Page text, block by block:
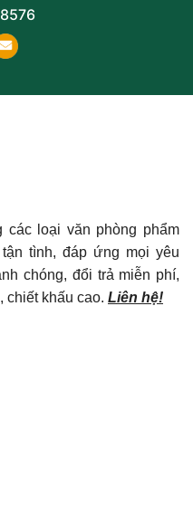
loại văn phòng phẩm
tình, đáp ứng mọi yêu
chóng, đổi trả miễn phí,
chiết khấu cao. Liên hệ!